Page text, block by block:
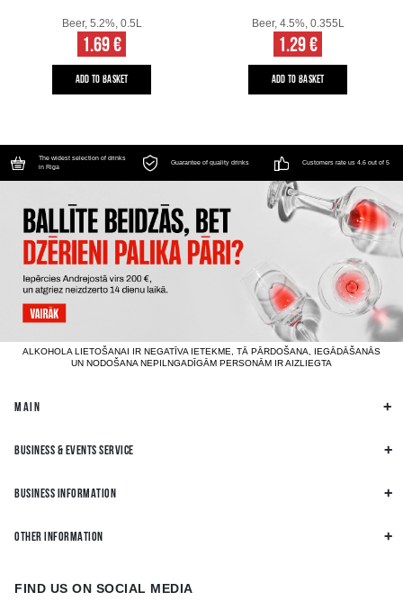
Beer, 5.2%, 0.5L
1.69 €
ADD TO BASKET
Beer, 4.5%, 0.355L
1.29 €
ADD TO BASKET
The widest selection of drinks
in Riga
Guarantee of quality drinks Customers rate us 4.6 out of 5
ALKOHOLA LIETOŠANAI IR NEGATĪVA IETEKME, TĀ PĀRDOŠANA, IEGĀDĀŠANĀS
UN NODOŠANA NEPILNGADĪGĀM PERSONĀM IR AIZLIEGTA
MAIN
BUSINESS & EVENTS SERVICE
BUSINESS INFORMATION
OTHER INFORMATION
FIND US ON SOCIAL MEDIA